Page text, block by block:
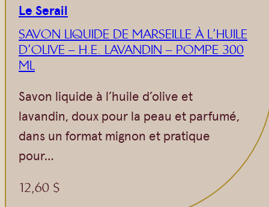
Savon Noir
Savons sur corde
Argiles
Eaux florales
Exfoliants
Gommages
Hydratants
Le Serail
SAVON LIQUIDE DE MARSEILLE À L’HUILE
D’OLIVE – H.E. LAVANDIN – POMPE 300
ML
Savon liquide à l’huile d’olive et
lavandin, doux pour la peau et parfumé,
dans un format mignon et pratique
pour…
12,60 $